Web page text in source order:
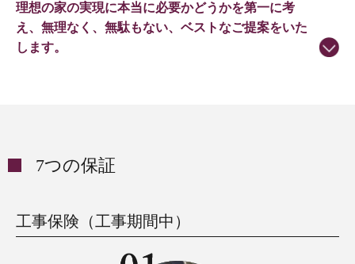
理想の家の実現に本当に必要かどうかを第一に考
え、無理なく、無駄もない、ベストなご提案をいた
します。
7つの保証
工事保険（工事期間中）